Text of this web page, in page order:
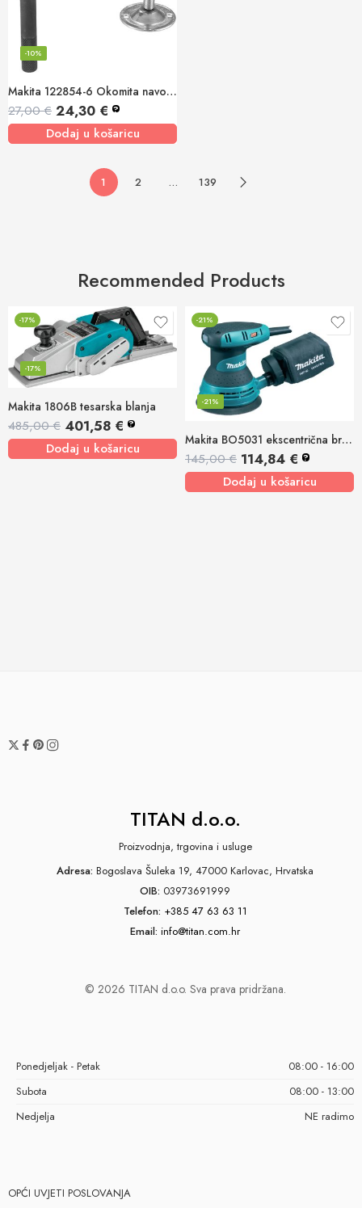
Makita 122854-6 Okomita navojna stega
-10%
27,00€ 24,30 € ?
Dodaj u košaricu
1 2 … 139
Recommended Products
-17%
Makita 1806B tesarska blanja
-17%
485,00€ 401,58 € ?
Dodaj u košaricu
-21%
Makita BO5031 ekscentrična brusilica
-21%
145,00€ 114,84 € ?
Dodaj u košaricu
TITAN d.o.o.
Proizvodnja, trgovina i usluge
Adresa: Bogoslava Šuleka 19, 47000 Karlovac, Hrvatska
OIB: 03973691999
Telefon: +385 47 63 63 11
Email: info@titan.com.hr
© 2026 TITAN d.o.o. Sva prava pridržana.
Ponedjeljak - Petak
08:00 - 16:00
Subota
08:00 - 13:00
Nedjelja
NE radimo
OPĆI UVJETI POSLOVANJA